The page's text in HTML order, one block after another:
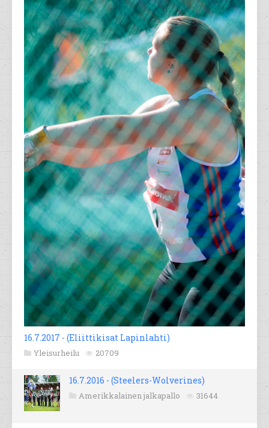
16.7.2017 - (Eliittikisat Lapinlahti)
Yleisurheilu 20709
16.7.2016 - (Steelers-Wolverines)
Amerikkalainen jalkapallo 31644